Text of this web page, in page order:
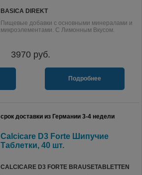
BASICA DIREKT
Пищевые добавки с основными минералами и
микроэлементами. С Лимонным Вкусом.
3970руб.
Подробнее
срок доставки из Германии 3-4 недели
Calcicare D3 Forte Шипучие
Таблетки, 40 шт.
CALCICARE D3 FORTE BRAUSETABLETTEN